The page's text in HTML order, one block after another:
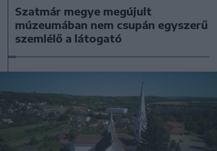
Szatmár megye megújult
múzeumában nem csupán egyszerű
szemlélő a látogató